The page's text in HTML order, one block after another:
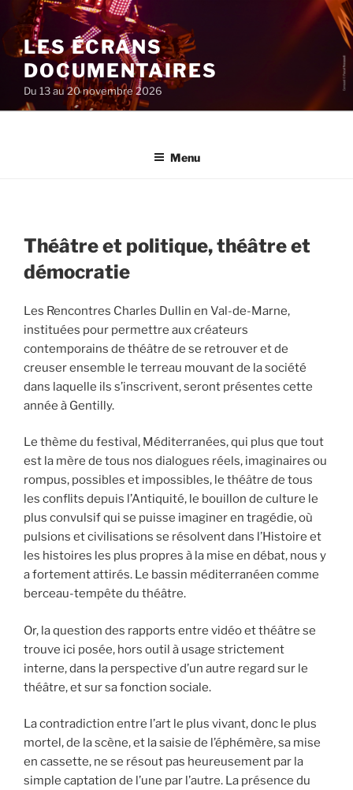
au
contenu
principal
LES ÉCRANS
DOCUMENTAIRES
Du 13 au 20 novembre 2026
Menu
Théâtre et politique, théâtre et
démocratie
Les Rencontres Charles Dullin en Val-de-Marne,
instituées pour permettre aux créateurs
contemporains de théâtre de se retrouver et de
creuser ensemble le terreau mouvant de la société
dans laquelle ils s’inscrivent, seront présentes cette
année à Gentilly.
Le thème du festival, Méditerranées, qui plus que tout
est la mère de tous nos dialogues réels, imaginaires ou
rompus, possibles et impossibles, le théâtre de tous
les conflits depuis l’Antiquité, le bouillon de culture le
plus convulsif qui se puisse imaginer en tragédie, où
pulsions et civilisations se résolvent dans l’Histoire et
les histoires les plus propres à la mise en débat, nous y
a fortement attirés. Le bassin méditerranéen comme
berceau-tempête du théâtre.
Or, la question des rapports entre vidéo et théâtre se
trouve ici posée, hors outil à usage strictement
interne, dans la perspective d’un autre regard sur le
théâtre, et sur sa fonction sociale.
La contradiction entre l’art le plus vivant, donc le plus
mortel, de la scène, et la saisie de l’éphémère, sa mise
en cassette, ne se résout pas heureusement par la
simple captation de l’une par l’autre. La présence du